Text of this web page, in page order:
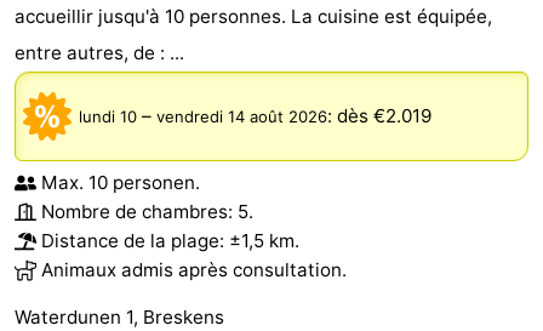
accueillir jusqu'à 10 personnes. La cuisine est équipée,
entre autres, de : ...
lundi 10 – vendredi 14 août 2026: dès €2.019
Max. 10 personen.
Nombre de chambres: 5.
Distance de la plage: ±1,5 km.
Animaux admis après consultation.
Waterdunen 1, Breskens